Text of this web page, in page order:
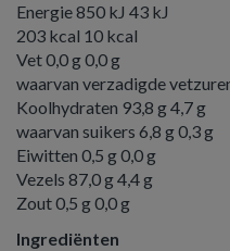
Energie 850 kJ 43 kJ
203 kcal 10 kcal
Vet 0,0 g 0,0 g
waarvan verzadigde
Koolhydraten 93,8 g 4,7 g
waarvan suikers 6,8 g 0,3 g
Eiwitten 0,5 g 0,0 g
Vezels 87,0 g 4,4 g
Zout 0,5 g 0,0 g
Ingrediënten